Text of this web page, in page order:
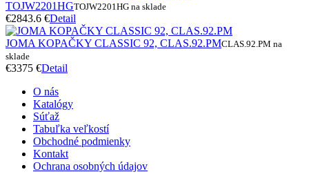
TOJW2201HGTOJW2201HG na sklade
€2843.6 €Detail
JOMA KOPAČKY CLASSIC 92, CLAS.92.PMCLAS.92.PM na
sklade
€3375 €Detail
O nás
Katalógy
Súťaž
Tabuľka veľkostí
Obchodné podmienky
Kontakt
Ochrana osobných údajov